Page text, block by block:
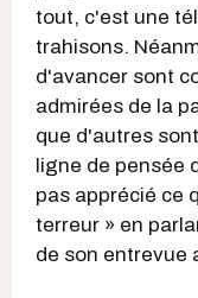
tout, c'est une
trahisons.
d'avancer sont
admirées de la
que d'autres
ligne de pensée
pas apprécié ce
terreur » en
de son entrevue